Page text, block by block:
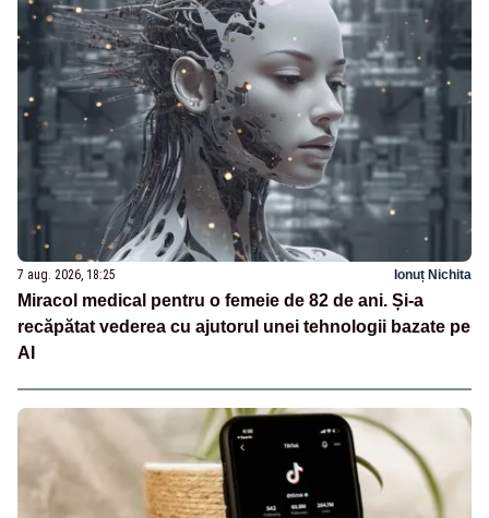
7 aug. 2026, 18:25 Ionuț Nichita
Miracol medical pentru o femeie de 82 de ani. Și-a
recăpătat vederea cu ajutorul unei tehnologii bazate pe
AI